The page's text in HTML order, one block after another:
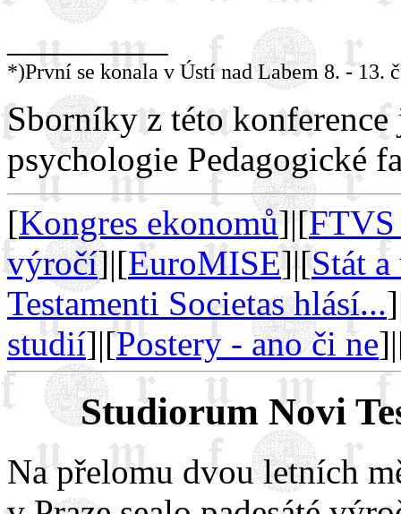
_________
*)První se konala v Ústí nad Labem 8. - 13.
Sborníky z této
psychologie Pedagogické
[Kongres ekonomů]|[FTVS
výročí]|[EuroMISE]|[Stát
Testamenti Societas hlásí...
studií]|[Postery - ano či ne
Studiorum Novi
Na přelomu dvou letních